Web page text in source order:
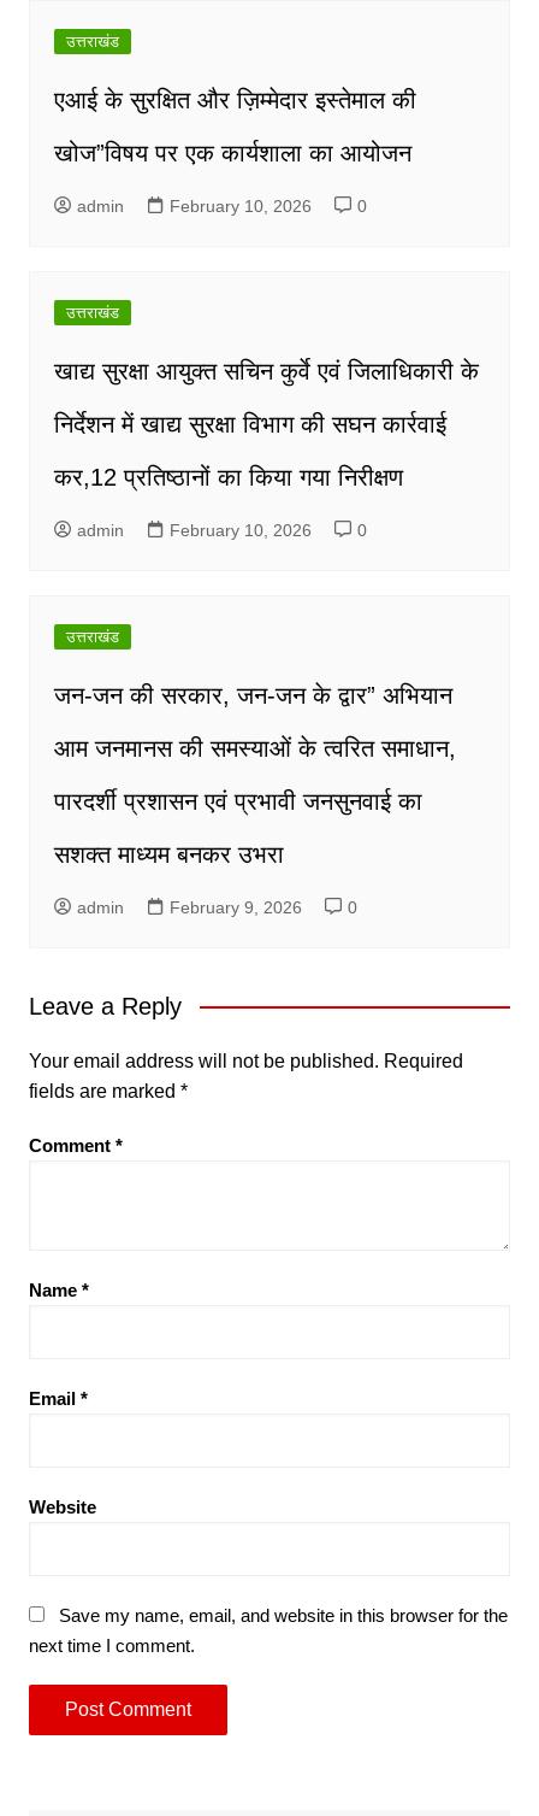
उत्तराखंड
एआई के सुरक्षित और ज़िम्मेदार इस्तेमाल की
खोज”विषय पर एक कार्यशाला का आयोजन
admin February 10, 2026 0
उत्तराखंड
खाद्य सुरक्षा आयुक्त सचिन कुर्वे एवं जिलाधिकारी के
निर्देशन में खाद्य सुरक्षा विभाग की सघन कार्रवाई
कर,12 प्रतिष्ठानों का किया गया निरीक्षण
admin February 10, 2026 0
उत्तराखंड
जन-जन की सरकार, जन-जन के द्वार” अभियान
आम जनमानस की समस्याओं के त्वरित समाधान,
पारदर्शी प्रशासन एवं प्रभावी जनसुनवाई का
सशक्त माध्यम बनकर उभरा
admin February 9, 2026 0
Leave a Reply
Your email address will not be published. Required
fields are marked *
Comment *
Name *
Email *
Website
Save my name, email, and website in this browser for the
next time I comment.